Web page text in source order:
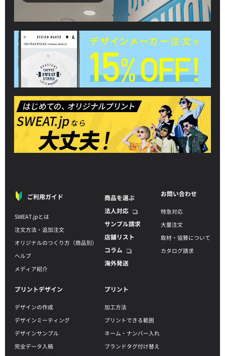
ご利用ガイド
SWEAT.jpとは
注文方法・追加注文
オリジナルのつくり方（商品別）
ヘルプ
メディア紹介
商品を選ぶ
法人対応
サンプル請求
店舗リスト
コラム
海外発送
お問い合わせ
特急対応
大量注文
取材・協賛について
カタログ請求
プリントデザイン
デザインの作成
デザインミーティング
デザインサンプル
完全データ入稿
プリント
加工方法
プリントできる範囲
ネーム・ナンバー入れ
ブランドタグ付け替え